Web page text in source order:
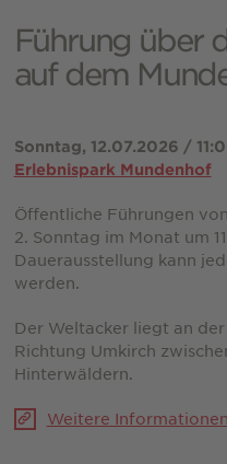
Führung über
auf dem
Sonntag, 12.07.2026 /
Erlebnispark Mundenhof
Öffentliche Führungen
2. Sonntag im Monat um
Dauerausstellung kann
werden.
Der Weltacker liegt an
Richtung Umkirch
Hinterwäldern.
Weitere Informationen